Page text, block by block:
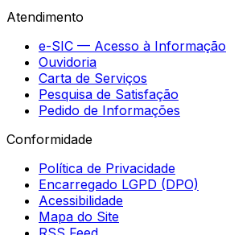
Atendimento
e-SIC — Acesso à Informação
Ouvidoria
Carta de Serviços
Pesquisa de Satisfação
Pedido de Informações
Conformidade
Política de Privacidade
Encarregado LGPD (DPO)
Acessibilidade
Mapa do Site